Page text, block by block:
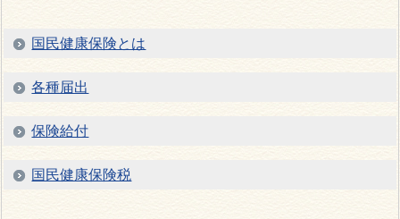
国民健康保険とは
各種届出
保険給付
国民健康保険税